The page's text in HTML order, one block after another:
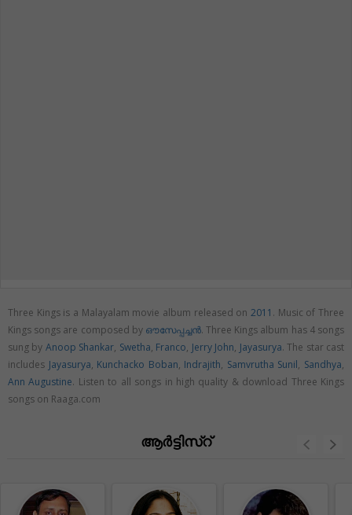
Three Kings is a Malayalam movie album released on 2011 . Music of Three
Kings songs are composed by ഔസേപ്പച്ചൻ. Three Kings album has 4 songs
sung by Anoop Shankar, Swetha, Franco, Jerry John, Jayasurya. The star cast
includes Jayasurya, Kunchacko Boban, Indrajith, Samvrutha Sunil, Sandhya,
Ann Augustine. Listen to all songs in high quality & download Three Kings
songs on Raaga.com
ആർട്ടിസ്റ്